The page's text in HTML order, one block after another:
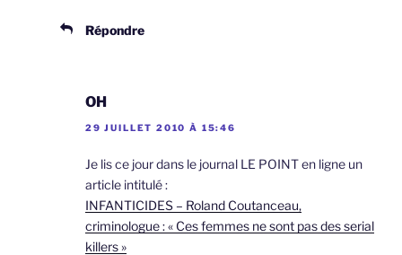
Répondre
OH
29 JUILLET 2010 À 15:46
Je lis ce jour dans le journal LE POINT en ligne un
article intitulé :
INFANTICIDES – Roland Coutanceau,
criminologue : « Ces femmes ne sont pas des serial
killers »